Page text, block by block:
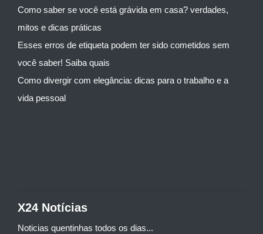
Como saber se você está grávida em casa? verdades,
mitos e dicas práticas
Esses erros de etiqueta podem ter sido cometidos sem
você saber! Saiba quais
Como divergir com elegância: dicas para o trabalho e a
vida pessoal
X24 Notícias
Noticias quentinhas todos os dias...